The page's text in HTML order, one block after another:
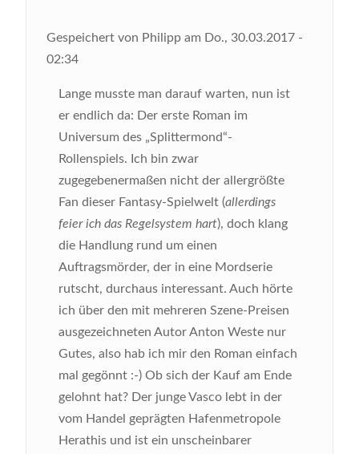
Gespeichert von Philipp am Do., 30.03.2017 -
02:34
Lange musste man darauf warten, nun ist
er endlich da: Der erste Roman im
Universum des „Splittermond“-
Rollenspiels. Ich bin zwar
zugegebenermaßen nicht der allergrößte
Fan dieser Fantasy-Spielwelt (allerdings
feier ich das Regelsystem hart), doch klang
die Handlung rund um einen
Auftragsmörder, der in eine Mordserie
rutscht, durchaus interessant. Auch hörte
ich über den mit mehreren Szene-Preisen
ausgezeichneten Autor Anton Weste nur
Gutes, also hab ich mir den Roman einfach
mal gegönnt :-) Ob sich der Kauf am Ende
gelohnt hat? Der junge Vasco lebt in der
vom Handel geprägten Hafenmetropole
Herathis und ist ein unscheinbarer